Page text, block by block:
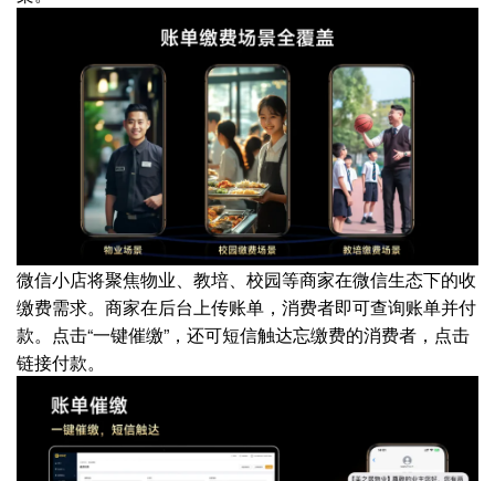
微信小店将聚焦物业、教培、校园等商家在微信生态下的收
缴费需求。商家在后台上传账单，消费者即可查询账单并付
款。点击“一键催缴”，还可短信触达忘缴费的消费者，点击
链接付款。